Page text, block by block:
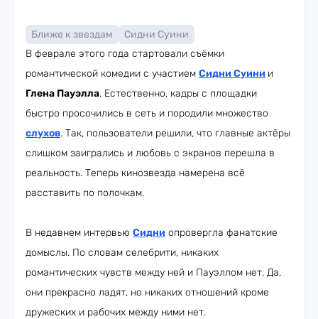
Ближе к звездам
Сидни Суини
В феврале этого года стартовали съёмки
романтической комедии с участием Сидни Суини и
Глена Пауэлла. Естественно, кадры с площадки
быстро просочились в сеть и породили множество
слухов. Так, пользователи решили, что главные актёры
слишком заигрались и любовь с экранов перешла в
реальность. Теперь кинозвезда намерена всё
расставить по полочкам.
В недавнем интервью Сидни опровергла фанатские
домыслы. По словам селебрити, никаких
романтических чувств между ней и Пауэллом нет. Да,
они прекрасно ладят, но никаких отношений кроме
дружеских и рабочих между ними нет.